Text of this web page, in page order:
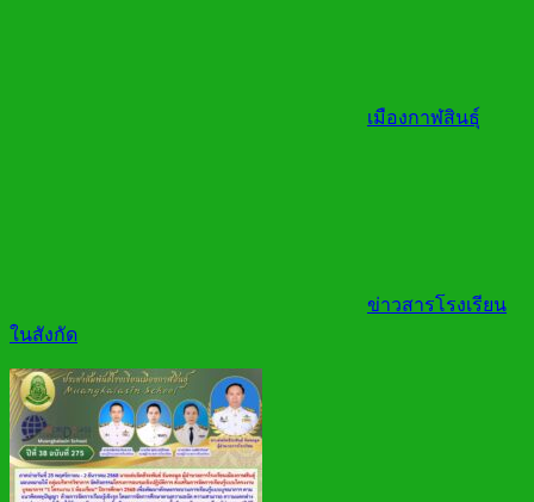
เมืองกาฬสินธุ์
ข่าวสารโรงเรียน
ในสังกัด